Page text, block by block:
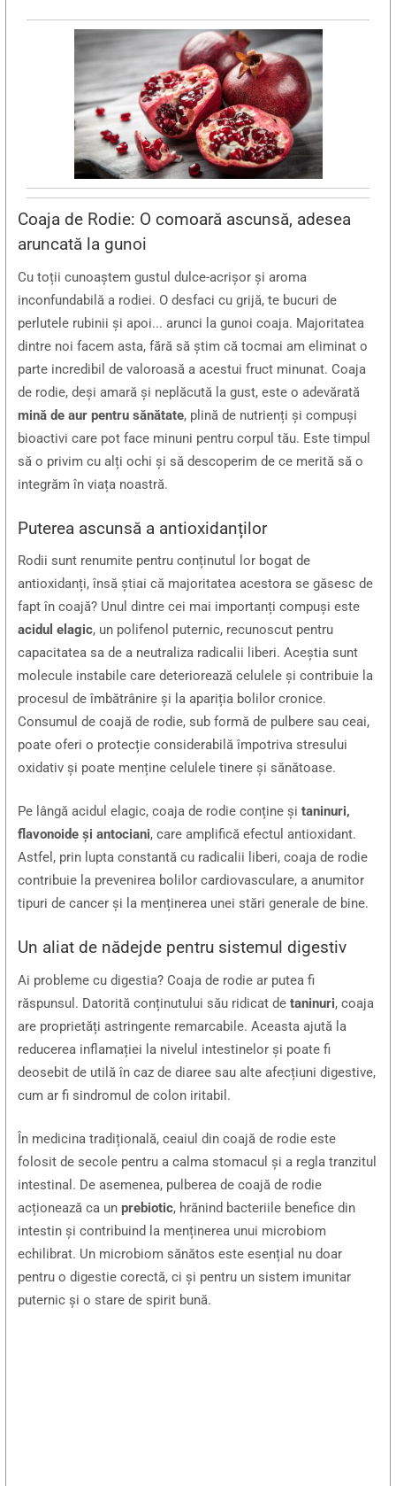
Coaja de Rodie: O comoară ascunsă, adesea
aruncată la gunoi
Cu toții cunoaștem gustul dulce-acrișor și aroma
inconfundabilă a rodiei. O desfaci cu grijă, te bucuri de
perlutele rubinii și apoi... arunci la gunoi coaja. Majoritatea
dintre noi facem asta, fără să știm că tocmai am eliminat o
parte incredibil de valoroasă a acestui fruct minunat. Coaja
de rodie, deși amară și neplăcută la gust, este o adevărată
mină de aur pentru sănătate, plină de nutrienți și compuși
bioactivi care pot face minuni pentru corpul tău. Este timpul
să o privim cu alți ochi și să descoperim de ce merită să o
integrăm în viața noastră.
Puterea ascunsă a antioxidanților
Rodii sunt renumite pentru conținutul lor bogat de
antioxidanți, însă știai că majoritatea acestora se găsesc de
fapt în coajă? Unul dintre cei mai importanți compuși este
acidul elagic, un polifenol puternic, recunoscut pentru
capacitatea sa de a neutraliza radicalii liberi. Aceștia sunt
molecule instabile care deteriorează celulele și contribuie la
procesul de îmbătrânire și la apariția bolilor cronice.
Consumul de coajă de rodie, sub formă de pulbere sau ceai,
poate oferi o protecție considerabilă împotriva stresului
oxidativ și poate menține celulele tinere și sănătoase.
Pe lângă acidul elagic, coaja de rodie conține șitaninuri,
flavonoide și antociani, care amplifică efectul antioxidant.
Astfel, prin lupta constantă cu radicalii liberi, coaja de rodie
contribuie la prevenirea bolilor cardiovasculare, a anumitor
tipuri de cancer și la menținerea unei stări generale de bine.
Un aliat de nădejde pentru sistemul digestiv
Ai probleme cu digestia? Coaja de rodie ar putea fi
răspunsul. Datorită conținutului său ridicat detaninuri, coaja
are proprietăți astringente remarcabile. Aceasta ajută la
reducerea inflamației la nivelul intestinelor și poate fi
deosebit de utilă în caz de diaree sau alte afecțiuni digestive,
cum ar fi sindromul de colon iritabil.
În medicina tradițională, ceaiul din coajă de rodie este
folosit de secole pentru a calma stomacul și a regla tranzitul
intestinal. De asemenea, pulberea de coajă de rodie
acționează ca unprebiotic, hrănind bacteriile benefice din
intestin și contribuind la menținerea unui microbiom
echilibrat. Un microbiom sănătos este esențial nu doar
pentru o digestie corectă, ci și pentru un sistem imunitar
puternic și o stare de spirit bună.